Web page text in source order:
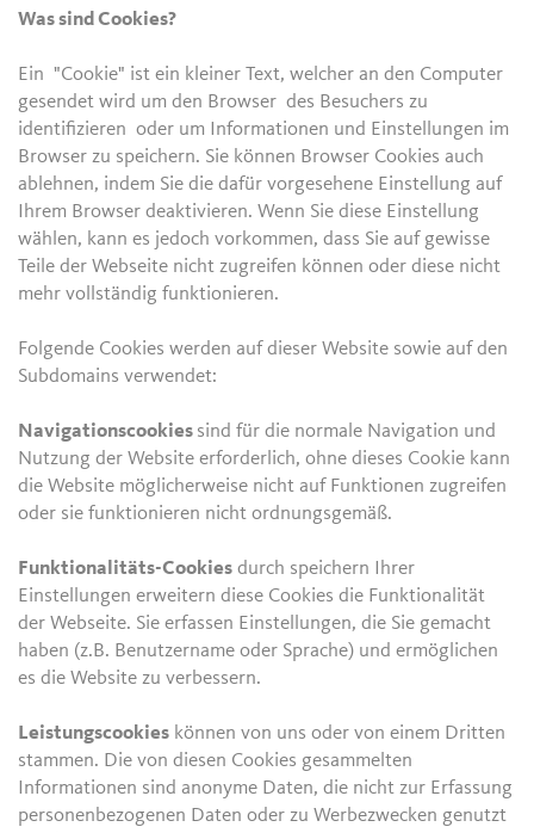
Was sind Cookies?
Ein "Cookie" ist ein kleiner Text, welcher an den Computer
gesendet wird um den Browser des Besuchers zu
identifizieren oder um Informationen und Einstellungen im
Browser zu speichern. Sie können Browser Cookies auch
ablehnen, indem Sie die dafür vorgesehene Einstellung auf
Ihrem Browser deaktivieren. Wenn Sie diese Einstellung
wählen, kann es jedoch vorkommen, dass Sie auf gewisse
Teile der Webseite nicht zugreifen können oder diese nicht
mehr vollständig funktionieren.
Folgende Cookies werden auf dieser Website sowie auf den
Subdomains verwendet:
Navigationscookies sind für die normale Navigation und
Nutzung der Website erforderlich, ohne dieses Cookie kann
die Website möglicherweise nicht auf Funktionen zugreifen
oder sie funktionieren nicht ordnungsgemäß.
Funktionalitäts-Cookies durch speichern Ihrer
Einstellungen erweitern diese Cookies die Funktionalität
der Webseite. Sie erfassen Einstellungen, die Sie gemacht
haben (z.B. Benutzername oder Sprache) und ermöglichen
es die Website zu verbessern.
Leistungscookies können von uns oder von einem Dritten
stammen. Die von diesen Cookies gesammelten
Informationen sind anonyme Daten, die nicht zur Erfassung
personenbezogenen Daten oder zu Werbezwecken genutzt